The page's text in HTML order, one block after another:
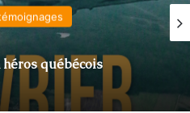
héros québécois